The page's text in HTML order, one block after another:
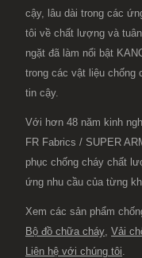
cậy, lâu dài trong các
tôi về chất lượng và
ngặt đã làm nổi bật
trong các vật liệu chống
tin cậy.
Với hơn 48 năm kinh
FR Fabrics / SUPER
phục chống cháy chất
ứng nhu cầu của từng
Xem các sản phẩm
Bộ đồ chữa cháy Vải
Liên hệ với chúng tôi